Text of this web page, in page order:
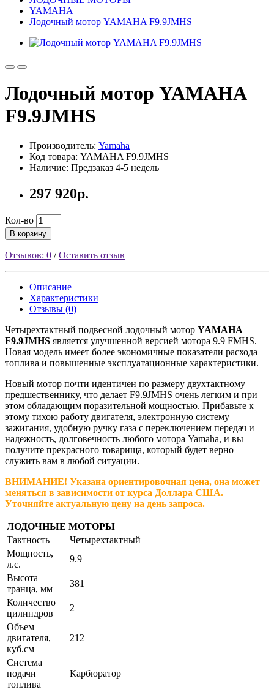
YAMAHA
Лодочный мотор YAMAHA F9.9JMHS
Лодочный мотор YAMAHA
F9.9JMHS
Производитель: Yamaha
Код товара: YAMAHA F9.9JMHS
Наличие: Предзаказ 4-5 недель
297 920р.
Кол-во
В корзину
Отзывов: 0 /Оставить отзыв
Описание
Характеристики
Отзывы (0)
Четырехтактный подвесной лодочный мотор YAMAHA
F9.9JMHS является улучшенной версией мотора 9.9 FMHS.
Новая модель имеет более экономичные показатели расхода
топлива и повышенные эксплуатационные характеристики.
Новый мотор почти идентичен по размеру двухтактному
предшественнику, что делает F9.9JMHS очень легким и при
этом обладающим поразительной мощностью. Прибавьте к
этому тихою работу двигателя, электронную систему
зажигания, удобную ручку газа с переключением передач и
надежность, долговечность любого мотора Yamaha, и вы
получите прекрасного товарища, который будет верно
служить вам в любой ситуации.
ВНИМАНИЕ! Указана ориентировочная цена, она может
меняться в зависимости от курса Доллара США.
Уточняйте актуальную цену на день запроса.
ЛОДОЧНЫЕ МОТОРЫ
Тактность
Четырехтактный
Мощность,
л.с.
9.9
Высота
транца, мм
381
Количество
цилиндров
2
Объем
двигателя,
куб.см
212
Система
подачи
топлива
Карбюратор